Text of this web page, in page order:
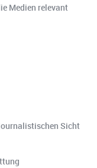
Medien relevant
Sicht